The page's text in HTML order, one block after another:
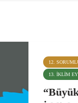
12.
13. İKLIM